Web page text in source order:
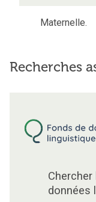
Maternelle.
Recherches
données